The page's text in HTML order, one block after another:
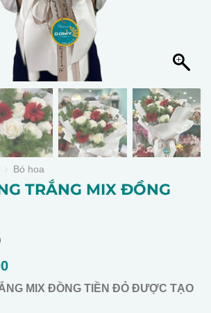
Bó hoa
TRẮNG MIX ĐỒNG
hiện
tại MIX ĐỒNG TIỀN ĐỎ ĐƯỢC TẠO